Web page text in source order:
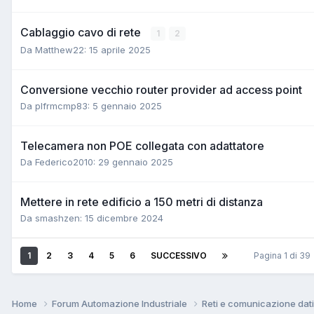
Cablaggio cavo di rete 1 2
Da Matthew22: 15 aprile 2025
Conversione vecchio router provider ad access point
Da plfrmcmp83: 5 gennaio 2025
Telecamera non POE collegata con adattatore
Da Federico2010: 29 gennaio 2025
Mettere in rete edificio a 150 metri di distanza
Da smashzen: 15 dicembre 2024
1 2 3 4 5 6 SUCCESSIVO Pagina 1 di 39
Home Forum Automazione Industriale Reti e comunicazione dati